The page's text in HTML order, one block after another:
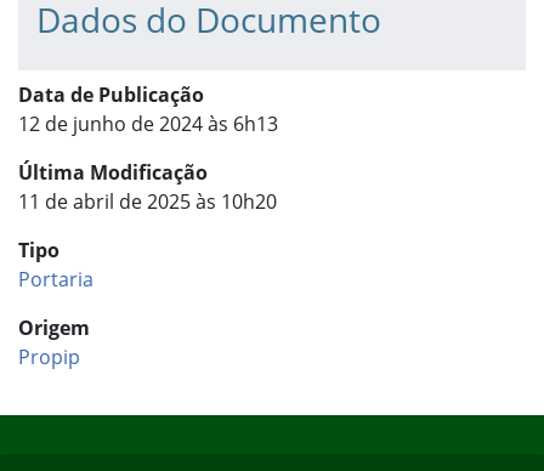
Dados do Documento
Data de Publicação
12 de junho de 2024 às 6h13
Última Modificação
11 de abril de 2025 às 10h20
Tipo
Portaria
Origem
Propip